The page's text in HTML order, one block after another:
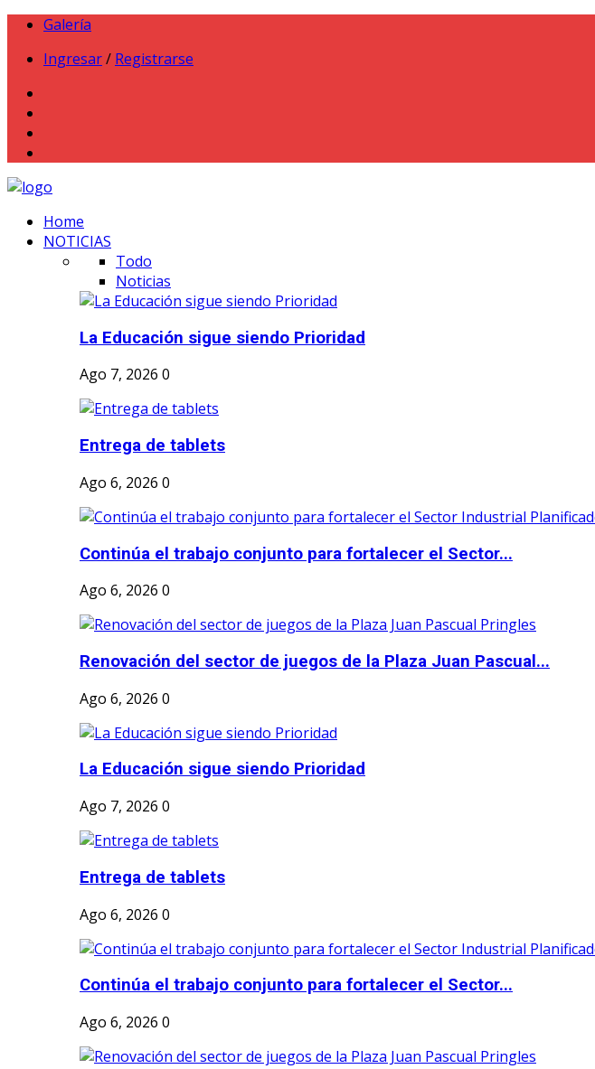
Galería
Ingresar/ Registrarse
Home
NOTICIAS
Todo
Noticias
La Educación sigue siendo Prioridad
Ago 7, 2026 0
Entrega de tablets
Ago 6, 2026 0
Continúa el trabajo conjunto para fortalecer el Sector...
Ago 6, 2026 0
Renovación del sector de juegos de la Plaza Juan Pascual...
Ago 6, 2026 0
La Educación sigue siendo Prioridad
Ago 7, 2026 0
Entrega de tablets
Ago 6, 2026 0
Continúa el trabajo conjunto para fortalecer el Sector...
Ago 6, 2026 0